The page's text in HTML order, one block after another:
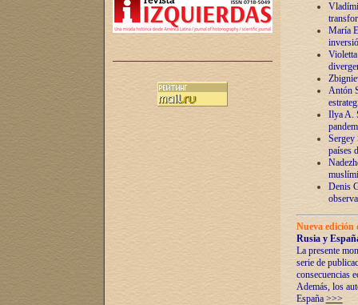
María
Antón
Ilya A.
Sergey
países
Denis
Nueva
Rusia y
La presente
serie de
consecuencias
Además, los
España >>>